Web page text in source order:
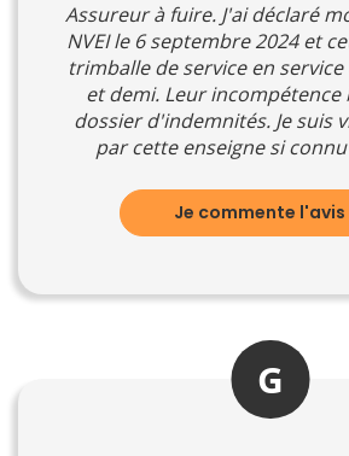
Assureur à fuire. J'ai déclaré
NVEI le 6 septembre 2024 et
trimballe de service en
et demi. Leur
dossier d'indemnités. Je suis
par cette enseigne si
Je commente l'avis
G